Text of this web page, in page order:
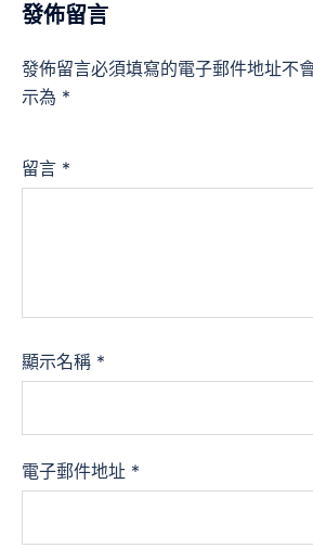
發佈留言
發佈留言必須填寫的電子郵件地址不
示為 *
留言 *
顯示名稱 *
電子郵件地址 *